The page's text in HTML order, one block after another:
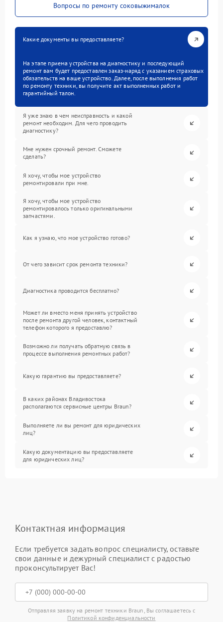
Вопросы по ремонту соковыжималок
Какие документы вы предоставляете?
На этапе приема устройства на диагностику и последующий
ремонт вам будет предоставлен заказ-наряд с указанием страховых
обязательств на ваше устройство. Далее, после выполнения работ
по ремонту техники, вы получите акт выполненных работ и
гарантийный талон.
Я уже знаю в чем неисправность и какой
ремонт необходим. Для чего проводить
диагностику?
Мне нужен срочный ремонт. Сможете
сделать?
Я хочу, чтобы мое устройство
ремонтировали при мне.
Я хочу, чтобы мое устройство
ремонтировалось только оригинальными
запчастями.
Как я узнаю, что мое устройство готово?
От чего зависит срок ремонта техники?
Диагностика проводится бесплатно?
Может ли вместо меня принять устройство
после ремонта другой человек, контактный
телефон которого я предоставлю?
Возможно ли получать обратную связь в
процессе выполнения ремонтных работ?
Какую гарантию вы предоставляете?
В каких районах Владивостока
располагаются сервисные центры Braun?
Выполняете ли вы ремонт для юридических
лиц?
Какую документацию вы предоставляете
для юридических лиц?
Контактная информация
Если требуется задать вопрос специалисту, оставьте
свои данные и дежурный специалист с радостью
проконсультирует Вас!
Отправляя заявку на ремонт техники Braun, Вы соглашаетесь с
Политикой конфиденциальности